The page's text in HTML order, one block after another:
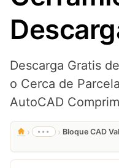
Descarga Gratis
o Cerca de
AutoCAD
› ••• ›